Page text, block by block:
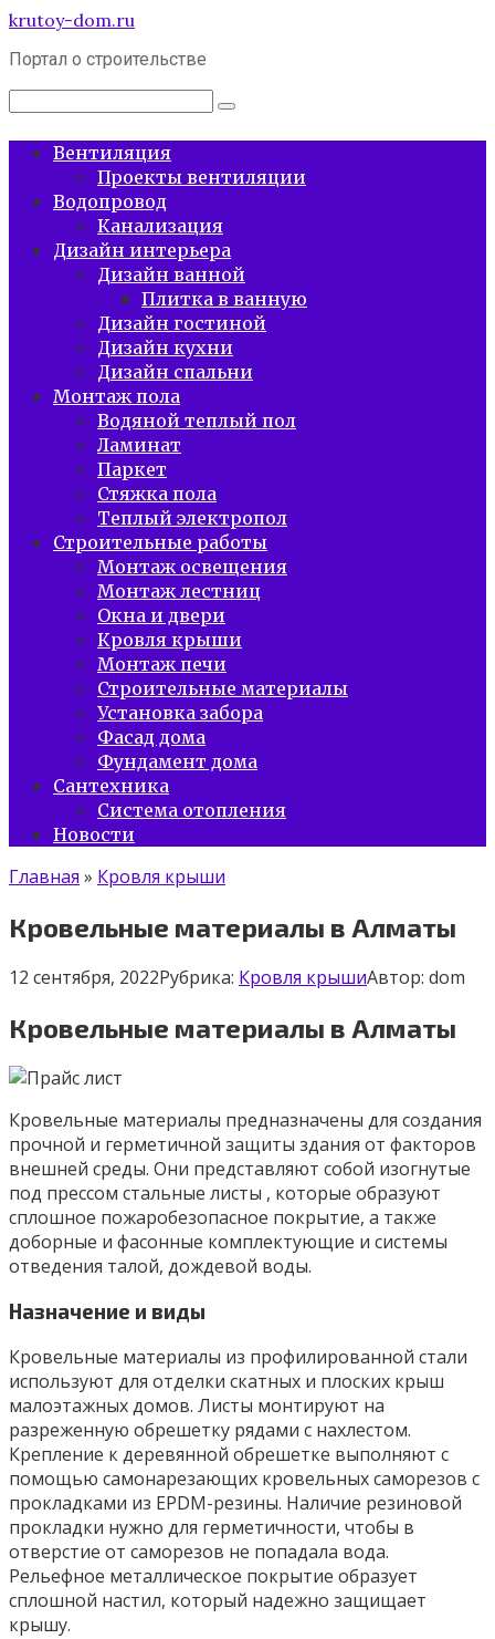
Перейти
контенту
krutoy-dom.ru
Портал о строительстве
Поиск:
Вентиляция
Проекты вентиляции
Водопровод
Канализация
Дизайн интерьера
Дизайн ванной
Плитка в ванную
Дизайн гостиной
Дизайн кухни
Дизайн спальни
Монтаж пола
Водяной теплый пол
Ламинат
Паркет
Стяжка пола
Теплый электропол
Строительные работы
Монтаж освещения
Монтаж лестниц
Окна и двери
Кровля крыши
Монтаж печи
Строительные материалы
Установка забора
Фасад дома
Фундамент дома
Сантехника
Система отопления
Новости
Главная » Кровля крыши
Кровельные материалы в Алматы
12 сентября, 2022Рубрика: Кровля крышиАвтор: dom
Кровельные материалы в Алматы
Кровельные материалы предназначены для создания
прочной и герметичной защиты здания от факторов
внешней среды. Они представляют собой изогнутые
под прессом стальные листы , которые образуют
сплошное пожаробезопасное покрытие, а также
доборные и фасонные комплектующие и системы
отведения талой, дождевой воды.
Назначение и виды
Кровельные материалы из профилированной стали
используют для отделки скатных и плоских крыш
малоэтажных домов. Листы монтируют на
разреженную обрешетку рядами с нахлестом.
Крепление к деревянной обрешетке выполняют с
помощью самонарезающих кровельных саморезов с
прокладками из EPDM-резины. Наличие резиновой
прокладки нужно для герметичности, чтобы в
отверстие от саморезов не попадала вода.
Рельефное металлическое покрытие образует
сплошной настил, который надежно защищает
крышу.